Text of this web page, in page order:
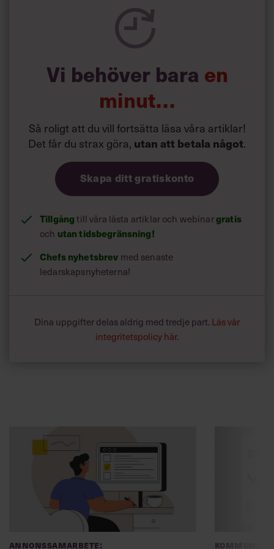
Vi behöver bara en
minut…
Så roligt att du vill fortsätta läsa våra artiklar!
Det får du strax göra, utan att betala något.
Skapa ditt gratiskonto
Tillgångtill våra låsta artiklar och webinargratis
och utan tidsbegränsning!
Chefs nyhetsbrev med senaste
ledarskapsnyheterna!
Dina uppgifter delas aldrig med tredje part. Läs vår
integritetspolicy här.
Annonssamarbete: